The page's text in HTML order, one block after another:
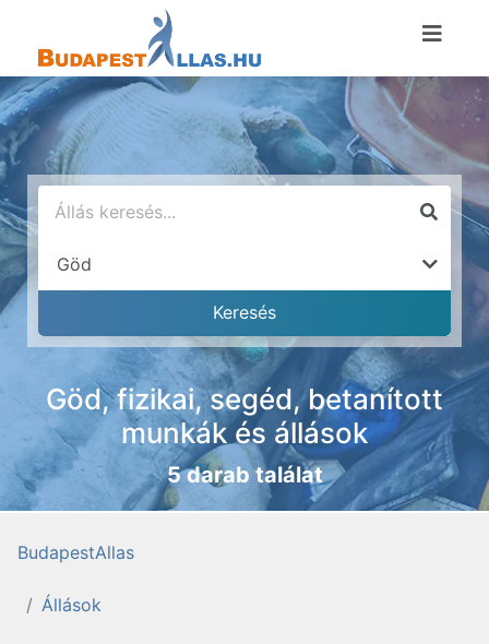
Göd, fizikai, segéd, betanított
munkák és állások
5 darab találat
BudapestAllas
Állások